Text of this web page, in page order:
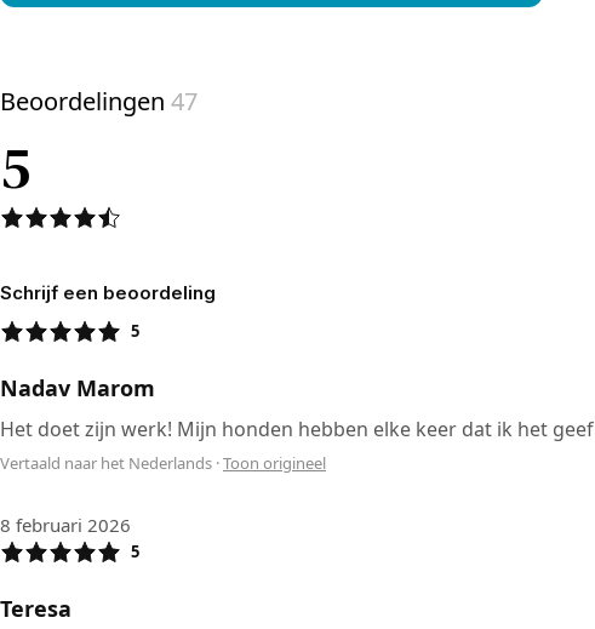
Beoordelingen 47
5
Schrijf een beoordeling
5
Nadav Marom
Het doet zijn werk! Mijn honden hebben elke keer dat ik het
Vertaald naar het Nederlands ·Toon origineel
8 februari 2026
5
Teresa